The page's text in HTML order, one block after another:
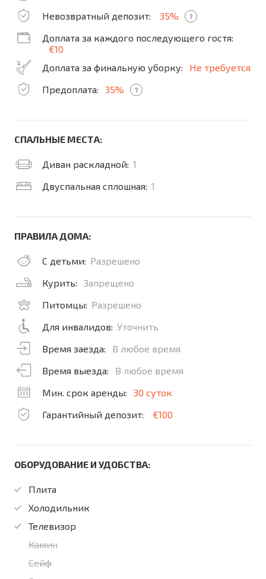
Невозвратный депозит:
35% ?
Доплата за каждого последующего гостя:
€10
Доплата за финальную уборку:
Не требуется
Предоплата:
35% ?
СПАЛЬНЫЕ МЕСТА:
Диван раскладной: 1
Двуспальная сплошная: 1
ПРАВИЛА ДОМА:
С детьми: Разрешено
Курить:
Запрещено
Питомцы: Разрешено
Для инвалидов: Уточнить
Время заезда:
В любое время
Время выезда:
В любое время
Мин. срок аренды:
30 суток
Гарантийный депозит:
€100
ОБОРУДОВАНИЕ И УДОБСТВА:
Плита
Холодильник
Телевизор
Камин
Сейф